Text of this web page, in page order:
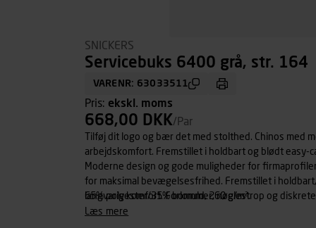
SNICKERS
Servicebuks 6400 grå, str. 164
VARENR: 63033511
Pris: ekskl. moms
668,00 DKK/Par
Tilføj dit logo og bær det med stolthed. Chinos med
arbejdskomfort. Fremstillet i holdbart og blødt easy-
Moderne design og gode muligheder for
for maksimal bevægelsesfrihed. Fremstillet i
langvarig komfort. Forlommer, nøglestrop og
skjulte knapper.
65% polyester/35% bomuld, 260 g/m².
læs mere